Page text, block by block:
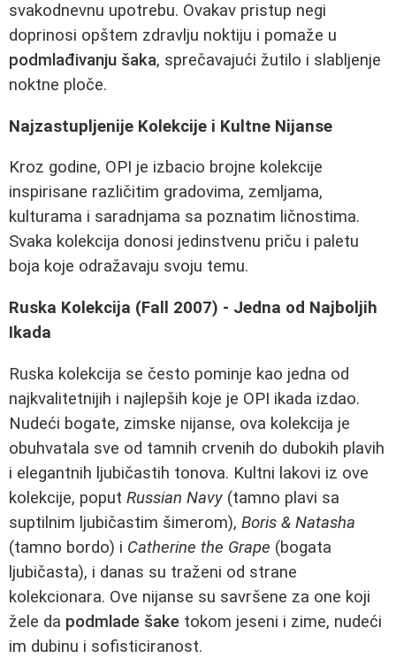
svakodnevnu upotrebu. Ovakav pristup negi
doprinosi opštem zdravlju noktiju i pomaže u
podmlađivanju šaka, sprečavajući žutilo i slabljenje
noktne ploče.
Najzastupljenije Kolekcije i Kultne Nijanse
Kroz godine, OPI je izbacio brojne kolekcije
inspirisane različitim gradovima, zemljama,
kulturama i saradnjama sa poznatim ličnostima.
Svaka kolekcija donosi jedinstvenu priču i paletu
boja koje odražavaju svoju temu.
Ruska Kolekcija (Fall 2007) - Jedna od Najboljih
Ikada
Ruska kolekcija se često pominje kao jedna od
najkvalitetnijih i najlepših koje je OPI ikada izdao.
Nudeći bogate, zimske nijanse, ova kolekcija je
obuhvatala sve od tamnih crvenih do dubokih plavih
i elegantnih ljubičastih tonova. Kultni lakovi iz ove
kolekcije, poput Russian Navy (tamno plavi sa
suptilnim ljubičastim šimerom), Boris & Natasha
(tamno bordo) i Catherine the Grape (bogata
ljubičasta), i danas su traženi od strane
kolekcionara. Ove nijanse su savršene za one koji
žele da podmlade šake tokom jeseni i zime, nudeći
im dubinu i sofisticiranost.